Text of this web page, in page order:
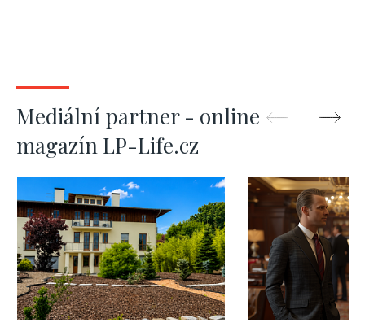
Mediální partner - online
magazín LP-Life.cz